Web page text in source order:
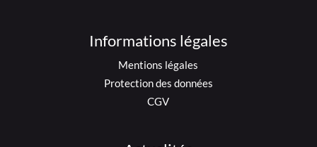
Informations légales
Mentions légales
Protection des données
CGV